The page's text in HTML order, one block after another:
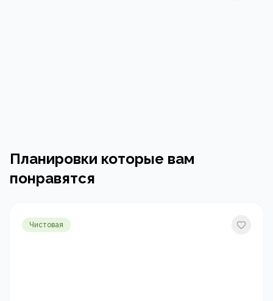
Планировки которые вам
понравятся
Чистовая